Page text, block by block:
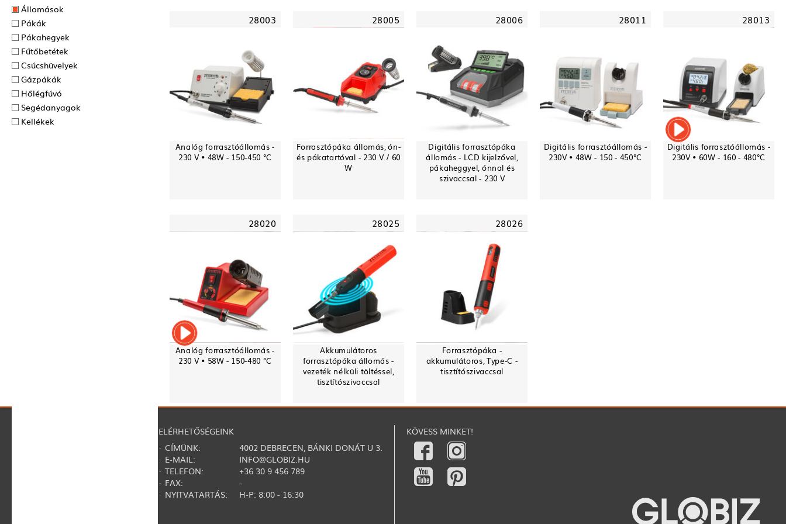
Állomások
Pákák
Pákahegyek
Fűtőbetétek
Csúcshüvelyek
Gázpákák
Hőlégfúvó
Segédanyagok
Kellékek
28003
Analóg forrasztóállomás -
230 V • 48W - 150-450 °C
28005
Forrasztópáka állomás, ón-
és pákatartóval - 230 V / 60
W
28006
Digitális forrasztópáka
állomás - LCD kijelzővel,
pákaheggyel, ónnal és
szivaccsal - 230 V
28011
Digitális forrasztóállomás -
230V • 48W - 150 - 450°C
28013
Digitális forrasztóállomás -
230V • 60W - 160 - 480°C
28020
Analóg forrasztóállomás -
230 V • 58W - 150-480 °C
28025
Akkumulátoros
forrasztópáka állomás -
vezeték nélküli töltéssel,
tisztítószivaccsal
28026
Forrasztópáka -
akkumulátoros, Type-C -
tisztítószivaccsal
ELÉRHETŐSÉGEINK
· CÍMÜNK:
4002 DEBRECEN, BÁNKI DONÁT U 3.
· E-MAIL:
INFO@GLOBIZ.HU
· TELEFON:
+36 30 9 456 789
· FAX:
-
· NYITVATARTÁS:
H-P: 8:00 - 16:30
KÖVESS MINKET!